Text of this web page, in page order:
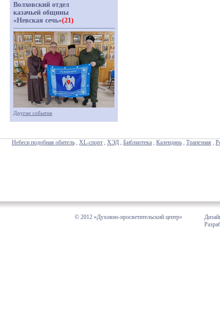
Волховский отдел
казачьей общины
«Невская сечь»(21)
Другие события
Небеси подобная обитель , XL-спорт , ХЭД , Библиотека , Календарь , Трапезная ,
© 2012 «Духовно-просветительский центр»